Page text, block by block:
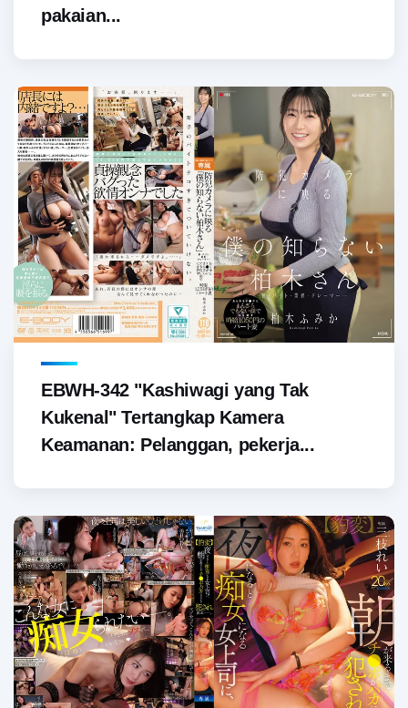
pakaian...
EBWH-342 "Kashiwagi yang Tak
Kukenal" Tertangkap Kamera
Keamanan: Pelanggan, pekerja...